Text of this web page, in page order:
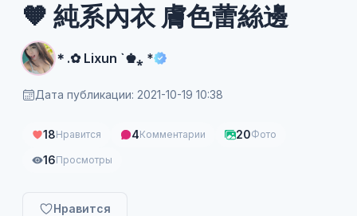
🧡 純系內衣 膚色蕾絲邊
＊.✿ Lixun `♚⁎ *
Дата публикации: 2021-10-19 10:38
18Нравится 4Комментарии 20Фото
16Просмотры
Нравится